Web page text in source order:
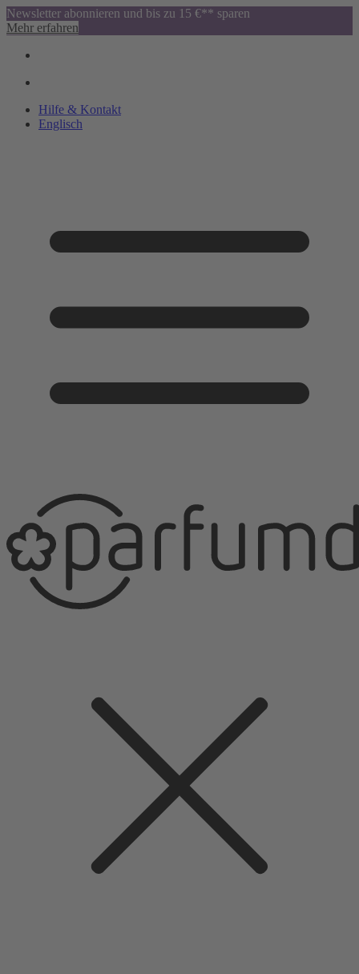
Newsletter abonnieren und bis zu 15 €** sparen
Mehr erfahren
Hilfe & Kontakt
Englisch